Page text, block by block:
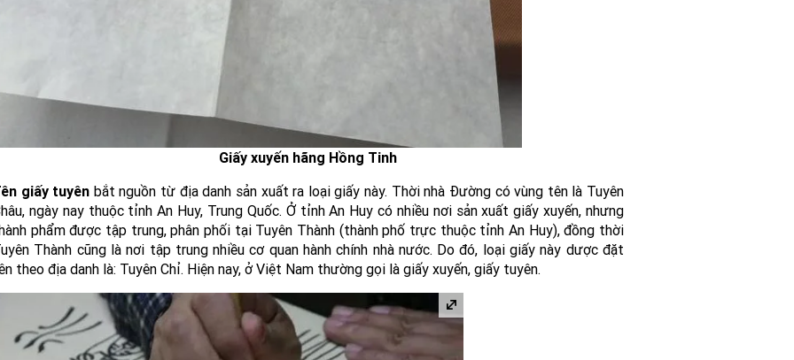
Giấy xuyến hãng Hồng Tinh
giấy tuyên bắt nguồn từ địa danh sản xuất ra loại giấy này. Thời nhà Đường có vùng tên là Tuyên
ngày nay thuộc tỉnh An Huy, Trung Quốc. Ở tỉnh An Huy có nhiều nơi sản xuất giấy xuyến, nhưng
phẩm được tập trung, phân phối tại Tuyên Thành (thành phố trực thuộc tỉnh An Huy), đồng thời
Thành cũng là nơi tập trung nhiều cơ quan hành chính nhà nước. Do đó, loại giấy này dược đặt
theo địa danh là: Tuyên Chỉ. Hiện nay, ở Việt Nam thường gọi là giấy xuyến, giấy tuyên.